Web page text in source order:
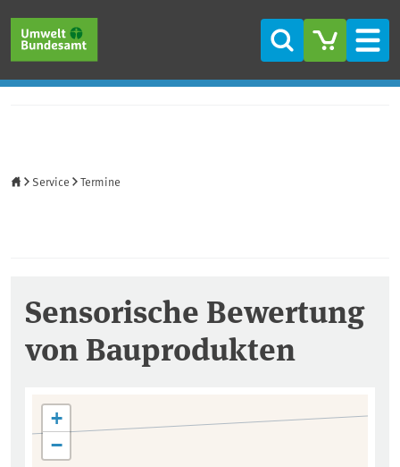
Suche
Service Termine
Sensorische Bewertung
von Bauprodukten
+
−